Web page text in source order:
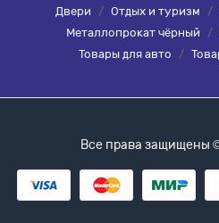
Двери
/ Отдых и туризм /
Металлопрокат чёрный
/
Товары для авто
/
Все права защищены